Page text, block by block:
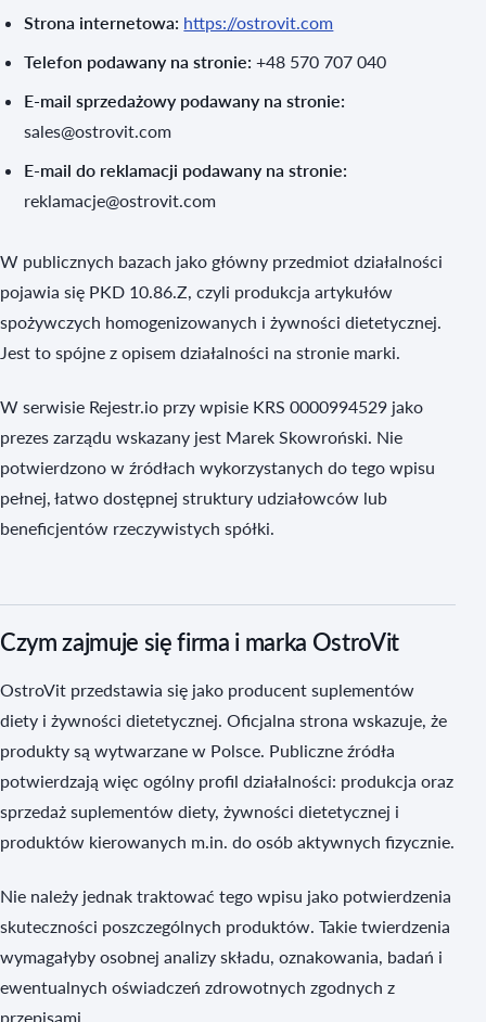
Strona internetowa: https://ostrovit.com
Telefon podawany na stronie: +48 570 707 040
E-mail sprzedażowy podawany na stronie:
sales@ostrovit.com
E-mail do reklamacji podawany na stronie:
reklamacje@ostrovit.com
W publicznych bazach jako główny przedmiot działalności
pojawia się PKD 10.86.Z, czyli produkcja artykułów
spożywczych homogenizowanych i żywności dietetycznej.
Jest to spójne z opisem działalności na stronie marki.
W serwisie Rejestr.io przy wpisie KRS 0000994529 jako
prezes zarządu wskazany jest Marek Skowroński. Nie
potwierdzono w źródłach wykorzystanych do tego wpisu
pełnej, łatwo dostępnej struktury udziałowców lub
beneficjentów rzeczywistych spółki.
Czym zajmuje się firma i marka OstroVit
OstroVit przedstawia się jako producent suplementów
diety i żywności dietetycznej. Oficjalna strona wskazuje, że
produkty są wytwarzane w Polsce. Publiczne źródła
potwierdzają więc ogólny profil działalności: produkcja oraz
sprzedaż suplementów diety, żywności dietetycznej i
produktów kierowanych m.in. do osób aktywnych fizycznie.
Nie należy jednak traktować tego wpisu jako potwierdzenia
skuteczności poszczególnych produktów. Takie twierdzenia
wymagałyby osobnej analizy składu, oznakowania, badań i
ewentualnych oświadczeń zdrowotnych zgodnych z
przepisami.